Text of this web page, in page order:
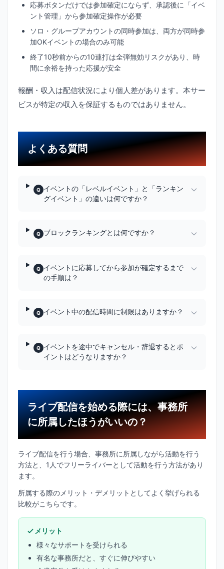
応募ボタンだけでは参加確定にならず、承認後に「イベ
ント管理」から参加確定操作が必要
ソロ・グループアカウントの同時参加は、両方が同時参
加OKイベントの場合のみ可能
終了10秒前からの10連打は全弾無効リスクがあり、時
間に余裕を持った応援が安全
報酬・収入は配信状況により個人差があります。本サー
ビスが特定の収入を保証するものではありません。
よくある質問
Q イベントの「レベルイベント」と「ランキン
グイベント」の違いは何ですか？
Q ブロックランキングとは何ですか？
Q イベントに応募してから参加が確定するまで
の手順は？
Q イベント中の配信時間に制限はありますか？
Q イベントを途中でキャンセル・辞退するとポ
イントはどうなりますか？
ライブ配信を始める際には、事務所
に所属したほうがいいの？
ライブ配信を行う場合、事務所に所属しながら活動を行う
方法と、1人でフリーライバーとして活動を行う方法があり
ます。
所属する際のメリット・デメリットとしてよく挙げられる
比較がこちらです。
メリット
様々なサポートを受けられる
有名な事務所だと、すぐに伸びやすい